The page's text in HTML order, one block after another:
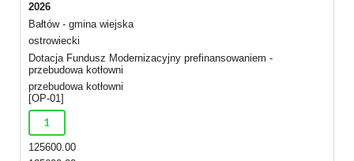
2026
Bałtów - gmina wiejska
ostrowiecki
Dotacja Fundusz Modernizacyjny prefinansowaniem -
przebudowa kotłowni
przebudowa kotłowni
[OP-01]
1
125600.00